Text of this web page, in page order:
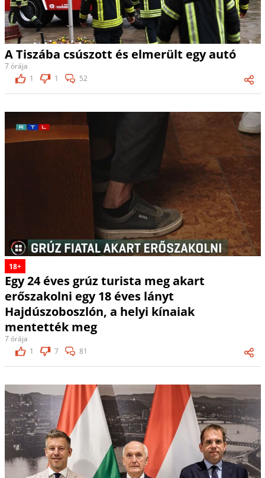
A Tiszába csúszott és elmerült egy autó
7 órája
1
1 52
18+
Egy 24 éves grúz turista meg akart
erőszakolni egy 18 éves lányt
Hajdúszoboszlón, a helyi kínaiak
mentették meg
7 órája
1
7 81